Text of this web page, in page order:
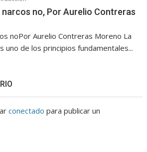
no, Por Aurelio Contreras
noPor Aurelio Contreras Moreno La
uno de los principios fundamentales...
conectado para publicar un